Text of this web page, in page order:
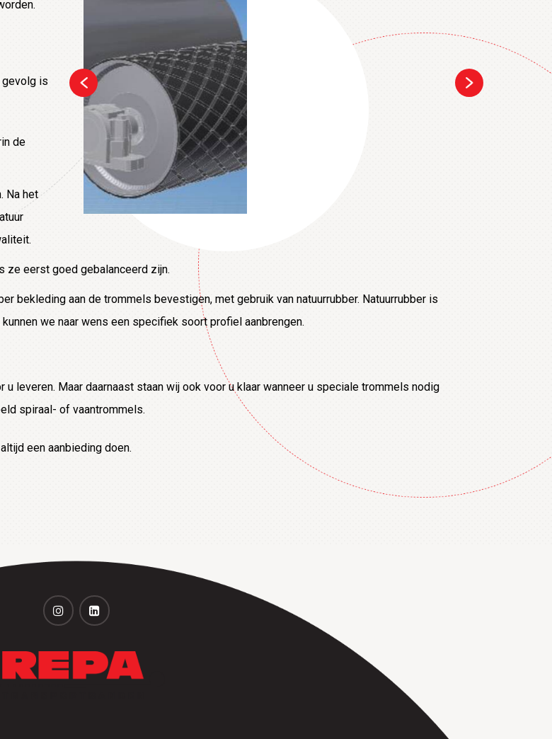
gevolg is
de
Na het
ze eerst goed gebalanceerd zijn.
bekleding aan de trommels bevestigen, met gebruik van natuurrubber. Natuurrubber is
we naar wens een specifiek soort profiel aanbrengen.
leveren. Maar daarnaast staan wij ook voor u klaar wanneer u speciale trommels nodig
spiraal- of vaantrommels.
een aanbieding doen.